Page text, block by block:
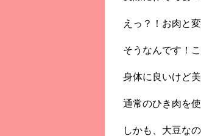
えっ？！お肉と
そうなんです！
身体に良いけど
通常のひき肉を
しかも、大豆な